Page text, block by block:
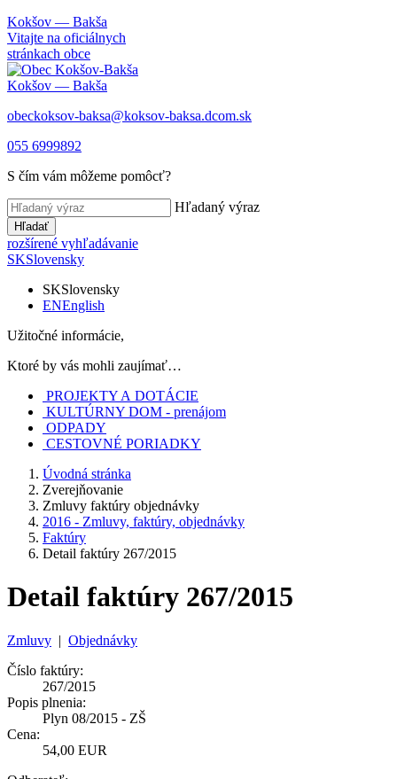
Kokšov — Bakša
Vitajte na oficiálnych
stránkach obce
Kokšov — Bakša
obeckoksov-baksa@koksov-baksa.dcom.sk
055 6999892
S čím vám môžeme pomôcť?
Hľadaný výraz
Hľadať
rozšírené vyhľadávanie
SKSlovensky
SKSlovensky
ENEnglish
Užitočné informácie,
Ktoré by vás mohli zaujímať…
PROJEKTY A DOTÁCIE
KULTÚRNY DOM - prenájom
ODPADY
CESTOVNÉ PORIADKY
Úvodná stránka
Zverejňovanie
Zmluvy faktúry objednávky
2016 - Zmluvy, faktúry, objednávky
Faktúry
Detail faktúry 267/2015
Detail faktúry 267/2015
Zmluvy | Objednávky
Číslo faktúry:
267/2015
Popis plnenia:
Plyn 08/2015 - ZŠ
Cena:
54,00 EUR